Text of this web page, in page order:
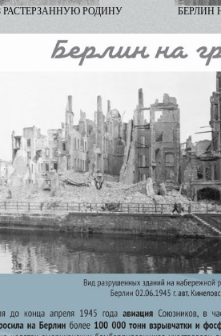
РАСТЕРЗАННУЮ РОДИНУ БЕРЛИН